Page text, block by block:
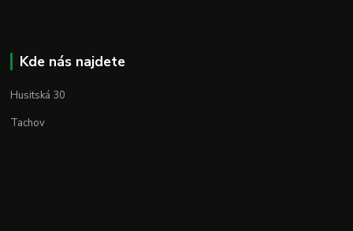
Kde nás najdete
Husitská 30
Tachov